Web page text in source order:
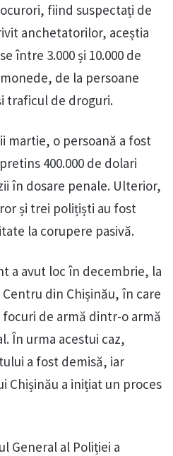
fiind suspectați de
anchetatorilor, aceștia
între 3.000 și 10.000 de
de la persoane
traficul de droguri.
martie, o persoană a fost
400.000 de dolari
în dosare penale. Ulterior,
și trei polițiști au fost
la corupere pasivă.
a avut loc în decembrie, la
din Chișinău, în care
de armă dintr-o armă
În urma acestui caz,
a fost demisă, iar
Chișinău a inițiat un proces
General al Poliției a